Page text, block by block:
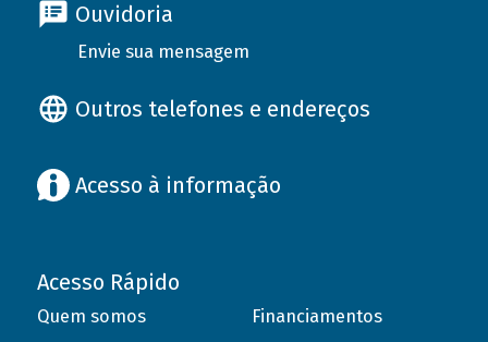
Ouvidoria
Envie sua mensagem
Outros telefones e endereços
Acesso à informação
Acesso Rápido
Quem somos
Financiamentos